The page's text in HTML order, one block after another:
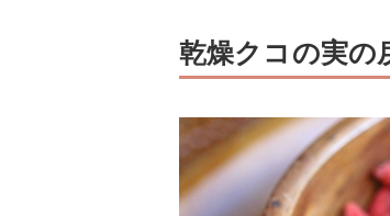
乾燥クコの実の